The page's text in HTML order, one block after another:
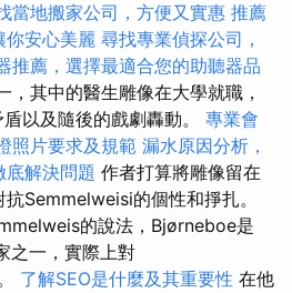
當地搬家公司，方便又實惠 推薦
你安心美麗 尋找專業偵探公司，
推薦，選擇最適合您的助聽器品
，其中的醫生雕像在大學就職，
以及隨後的戲劇轟動。 專業會
照片要求及規範 漏水原因分析，
底解決問題 作者打算將雕像留在
Semmelweisi的個性和掙扎。
的說法，Bjørneboe是
之一，實際上對
了解SEO是什麼及其重要性 在他